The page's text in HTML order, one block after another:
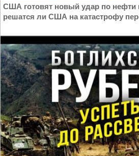
США готовят новый удар по нефти
решатся ли США на катастрофу